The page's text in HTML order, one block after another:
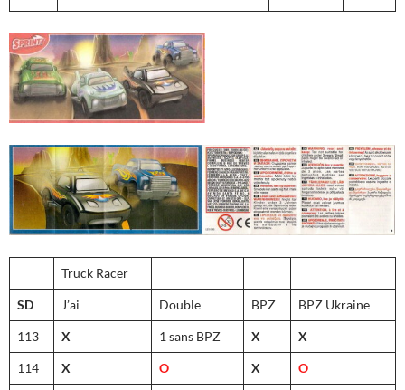
Truck Racer
SD J’ai Double BPZ BPZ Ukraine
113 X 1 sans BPZ X X
114 X O X O